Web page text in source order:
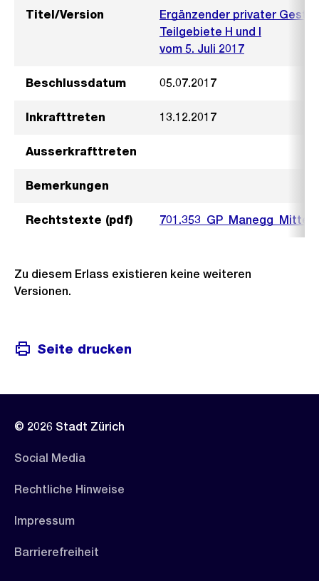
Titel/Version
Ergänzender privater
Teilgebiete H und I
vom 5. Juli 2017
Beschlussdatum 05.07.2017
Inkrafttreten 13.12.2017
Ausserkrafttreten
Bemerkungen
Rechtstexte (pdf)
Zu diesem Erlass existieren keine weiteren
Versionen.
Seite drucken
© 2026 Stadt Zürich
Social Media
Rechtliche Hinweise
Impressum
Barrierefreiheit